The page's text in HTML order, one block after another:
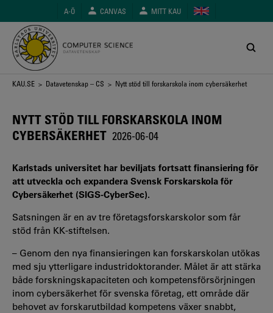
huvudinnehåll
A-Ö CANVAS MITT KAU
Länkstig
KAU.SE > Datavetenskap – CS > Nytt stöd till forskarskola inom cybersäkerhet
NYTT STÖD TILL FORSKARSKOLA INOM
CYBERSÄKERHET 2026-06-04
Karlstads universitet har beviljats fortsatt finansiering för
att utveckla och expandera Svensk Forskarskola för
Cybersäkerhet (SIGS-CyberSec).
Satsningen är en av tre företagsforskarskolor som får
stöd från KK-stiftelsen.
– Genom den nya finansieringen kan forskarskolan utökas
med sju ytterligare industridoktorander. Målet är att stärka
både forskningskapaciteten och kompetensförsörjningen
inom cybersäkerhet för svenska företag, ett område där
behovet av forskarutbildad kompetens växer snabbt,